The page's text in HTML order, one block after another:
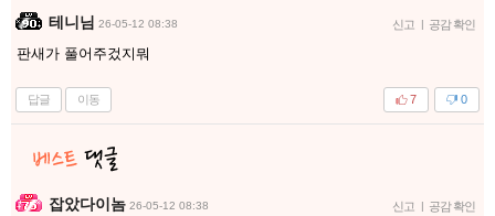
테니님 26-05-12 08:38 신고 | 공감 확인
판새가 풀어주겄지뭐
답글 이동 0
7
잡았다이놈 26-05-12 08:38 신고 | 공감 확인